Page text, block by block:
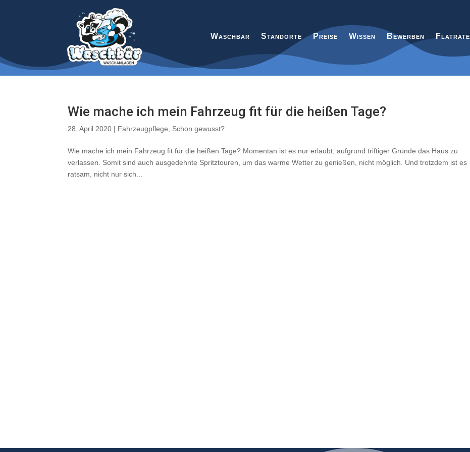
Waschbär Standorte Preise Wissen Bewerben Flatrate
Wie mache ich mein Fahrzeug fit für die heißen Tage?
28. April 2020 | Fahrzeugpflege Schon gewusst?
Wie mache ich mein Fahrzeug fit für die heißen Tage? Momentan ist es nur erlaubt, aufgrund triftiger Gründe das Haus zu
verlassen. Somit sind auch ausgedehnte Spritztouren, um das warme Wetter zu genießen, nicht möglich. Und trotzdem ist es
ratsam, nicht nur sich...